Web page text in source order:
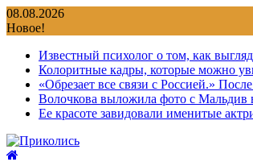
Перейти
к
08.08.2026
Новое!
Известный психолог о том, как
Колоритные кадры, которые можно
«Обрезает все связи с Россией.»
Волочкова выложила фото с Мальдив
Ее красоте завидовали именитые